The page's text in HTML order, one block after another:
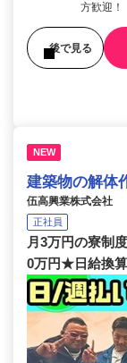
方歓迎！
後で見る
NEW
建築物の解体
伍高興業株式会社
正社員
月3万円の寮制
0万円★日給換